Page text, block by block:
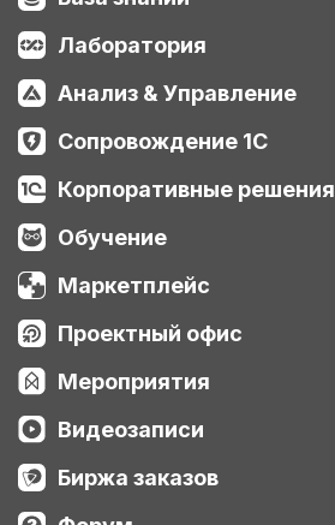
Лаборатория
Анализ & Управление
Сопровождение 1С
Корпоративные решения
Обучение
Маркетплейс
Проектный офис
Мероприятия
Видеозаписи
Биржа заказов